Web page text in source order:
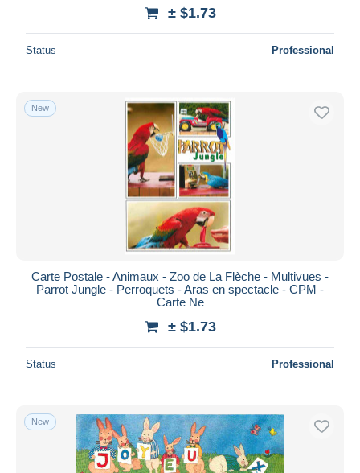
± $1.73
Status Professional
New
Carte Postale - Animaux - Zoo de La Flèche - Multivues -
Parrot Jungle - Perroquets - Aras en spectacle - CPM -
Carte Ne
± $1.73
Status Professional
New